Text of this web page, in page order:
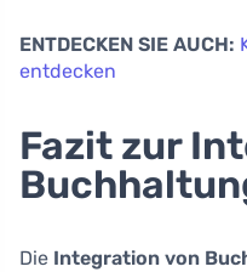
ENTDECKEN SIE AUCH:
entdecken
Fazit zur
Die Integration von